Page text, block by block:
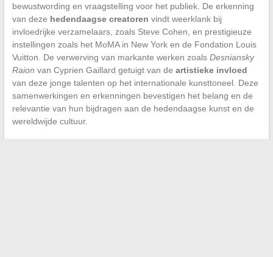
bewustwording en vraagstelling voor het publiek. De erkenning
van deze hedendaagse creatoren vindt weerklank bij
invloedrijke verzamelaars, zoals Steve Cohen, en prestigieuze
instellingen zoals het MoMA in New York en de Fondation Louis
Vuitton. De verwerving van markante werken zoals Desniansky
Raion van Cyprien Gaillard getuigt van de artistieke invloed
van deze jonge talenten op het internationale kunsttoneel. Deze
samenwerkingen en erkenningen bevestigen het belang en de
relevantie van hun bijdragen aan de hedendaagse kunst en de
wereldwijde cultuur.